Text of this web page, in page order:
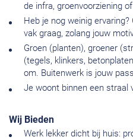
de infra, groenvoorziening
Heb je nog weinig
vak graag, zolang jouw
Groen (planten), groener
(tegels, klinkers,
om. Buitenwerk is jouw
Je woont binnen een straal
Wij Bieden
Werk lekker dicht bij huis: